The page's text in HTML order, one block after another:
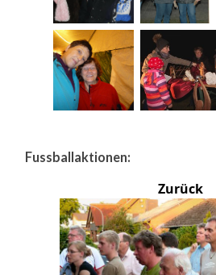
Fussballaktionen:
Zurück